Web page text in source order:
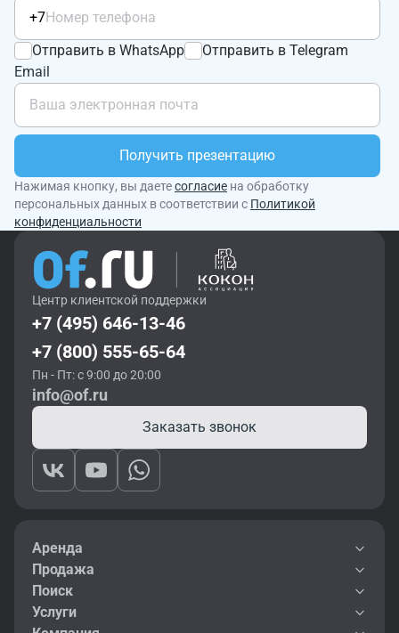
+7
Отправить в WhatsApp
Отправить в Telegram
Email
Получить презентацию
Нажимая кнопку, вы даетесогласие на обработку
персональных данных в соответствии с Политикой
конфиденциальности
Центр клиентской поддержки
+7 (495) 646-13-46
+7 (800) 555-65-64
Пн - Пт: с 9:00 до 20:00
info@of.ru
Заказать звонок
Аренда
Продажа
Поиск
Услуги